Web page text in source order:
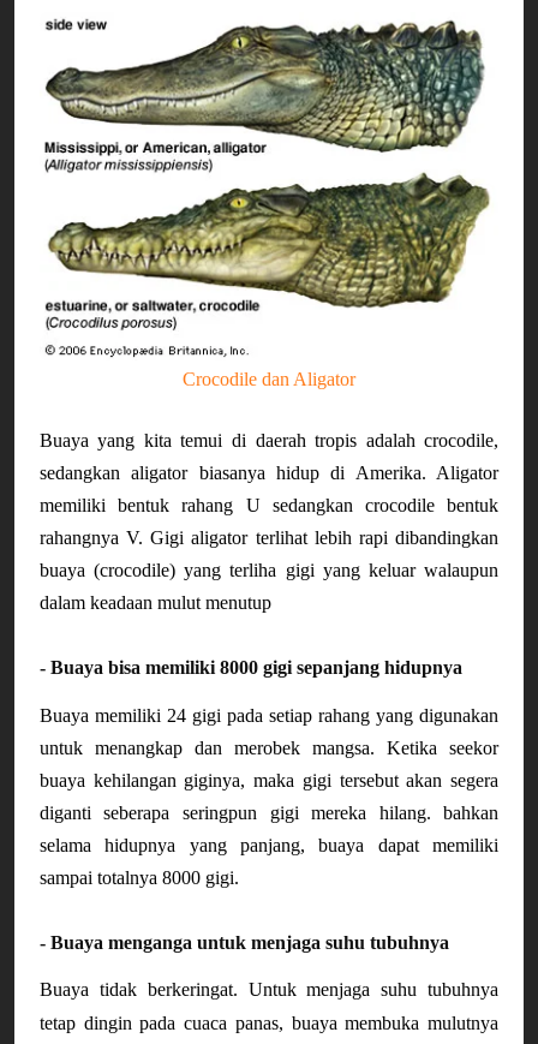
Crocodile dan Aligator
Buaya yang kita temui di daerah tropis adalah crocodile,
sedangkan aligator biasanya hidup di Amerika. Aligator
memiliki bentuk rahang U sedangkan crocodile bentuk
rahangnya V. Gigi aligator terlihat lebih rapi dibandingkan
buaya (crocodile) yang terliha gigi yang keluar walaupun
dalam keadaan mulut menutup
- Buaya bisa memiliki 8000 gigi sepanjang hidupnya
Buaya memiliki 24 gigi pada setiap rahang yang digunakan
untuk menangkap dan merobek mangsa. Ketika seekor
buaya kehilangan giginya, maka gigi tersebut akan segera
diganti seberapa seringpun gigi mereka hilang. bahkan
selama hidupnya yang panjang, buaya dapat memiliki
sampai totalnya 8000 gigi.
- Buaya menganga untuk menjaga suhu tubuhnya
Buaya tidak berkeringat. Untuk menjaga suhu tubuhnya
tetap dingin pada cuaca panas, buaya membuka mulutnya